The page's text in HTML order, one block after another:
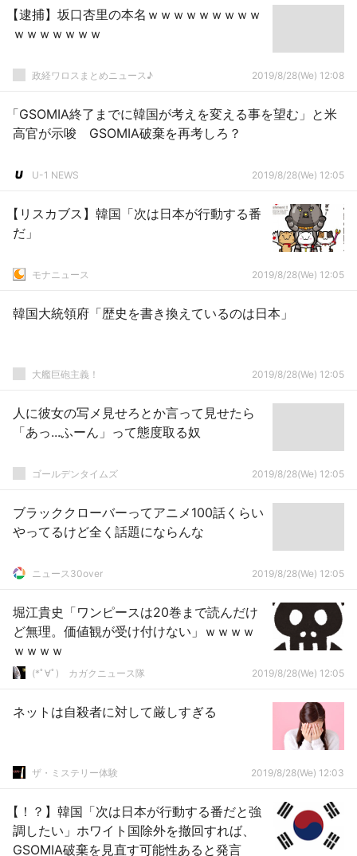
【逮捕】坂口杏里の本名ｗｗｗｗｗｗｗｗｗ
ｗｗｗｗｗｗｗ
政経ワロスまとめニュース♪ 2019/8/28(We) 12:08
「GSOMIA終了までに韓国が考えを変える事を望む」と米
高官が示唆 GSOMIA破棄を再考しろ？
U-1 NEWS 2019/8/28(We) 12:05
【リスカブス】韓国「次は日本が行動する番
だ」
モナニュース 2019/8/28(We) 12:05
韓国大統領府「歴史を書き換えているのは日本」
大艦巨砲主義！ 2019/8/28(We) 12:05
人に彼女の写メ見せろとか言って見せたら
「あっ...ふーん」って態度取る奴
ゴールデンタイムズ 2019/8/28(We) 12:05
ブラッククローバーってアニメ100話くらい
やってるけど全く話題にならんな
ニュース30over 2019/8/28(We) 12:05
堀江貴史「ワンピースは20巻まで読んだけ
ど無理。価値観が受け付けない」ｗｗｗｗ
ｗｗｗｗ
(*ﾟ∀ﾟ)ゞカガクニュース隊 2019/8/28(We) 12:05
ネットは自殺者に対して厳しすぎる
ザ・ミステリー体験 2019/8/28(We) 12:03
【！？】韓国「次は日本が行動する番だと強
調したい」ホワイト国除外を撤回すれば、
GSOMIA破棄を見直す可能性あると発言